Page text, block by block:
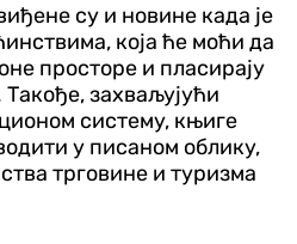
су и новине када је
која ће моћи да
просторе и пласирају
захваљујући
систему, књиге
у писаном облику,
трговине и туризма